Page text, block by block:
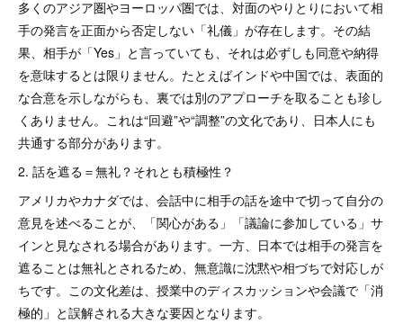
多くのアジア圏やヨーロッパ圏では、対面のやりとりにおいて相
手の発言を正面から否定しない「礼儀」が存在します。その結
果、相手が「Yes」と言っていても、それは必ずしも同意や納得
を意味するとは限りません。たとえばインドや中国では、表面的
な合意を示しながらも、裏では別のアプローチを取ることも珍し
くありません。これは“回避”や“調整”の文化であり、日本人にも
共通する部分があります。
2. 話を遮る＝無礼？それとも積極性？
アメリカやカナダでは、会話中に相手の話を途中で切って自分の
意見を述べることが、「関心がある」「議論に参加している」サ
インと見なされる場合があります。一方、日本では相手の発言を
遮ることは無礼とされるため、無意識に沈黙や相づちで対応しが
ちです。この文化差は、授業中のディスカッションや会議で「消
極的」と誤解される大きな要因となります。